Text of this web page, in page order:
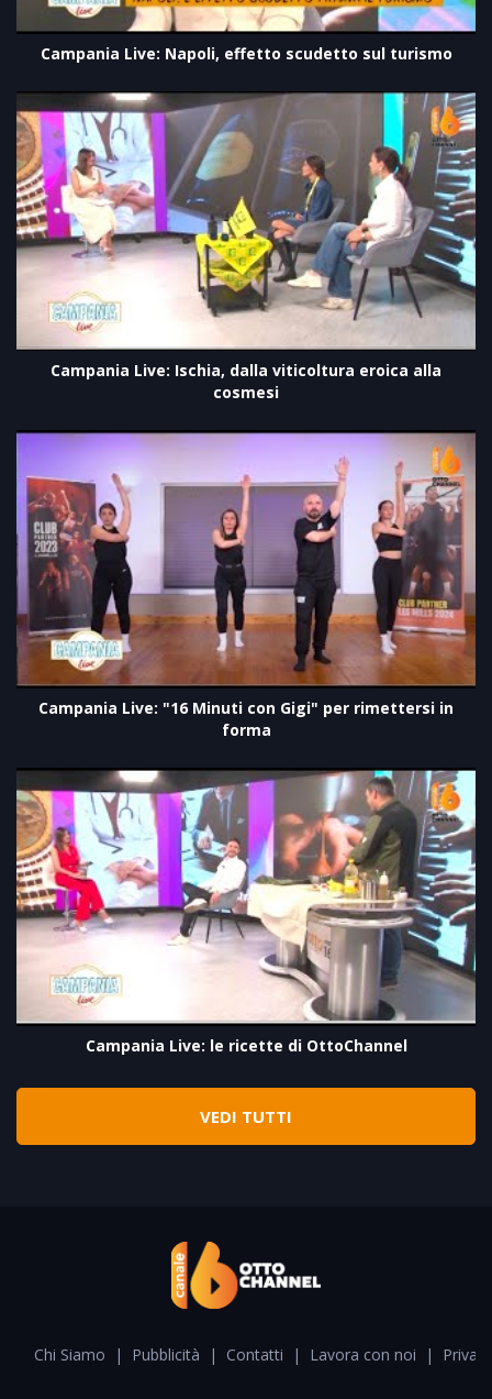
Campania Live: Napoli, effetto scudetto sul turismo
Campania Live: Ischia, dalla viticoltura eroica alla
cosmesi
Campania Live: "16 Minuti con Gigi" per rimettersi in
forma
Campania Live: le ricette di OttoChannel
VEDI TUTTI
Chi Siamo | Pubblicità | Contatti | Lavora con noi |